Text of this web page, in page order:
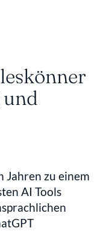
Jahren zu einem
AI Tools